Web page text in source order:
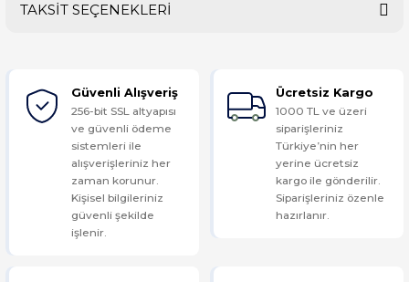
Yorum Yaz
TAKSİT SEÇENEKLERİ
Güvenli Alışveriş
256-bit SSL altyapısı
ve güvenli ödeme
sistemleri ile
alışverişleriniz her
zaman korunur.
Kişisel bilgileriniz
güvenli şekilde
işlenir.
Ücretsiz Kargo
1000 TL ve üzeri
siparişleriniz
Türkiye’nin her
yerine ücretsiz
kargo ile gönderilir.
Siparişleriniz özenle
hazırlanır.